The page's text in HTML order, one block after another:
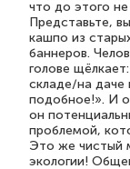
что до этого
Представьте,
кашпо из
баннеров.
голове
складе/на
подобное!». И
он
проблемой,
Это же чистый
экологии!